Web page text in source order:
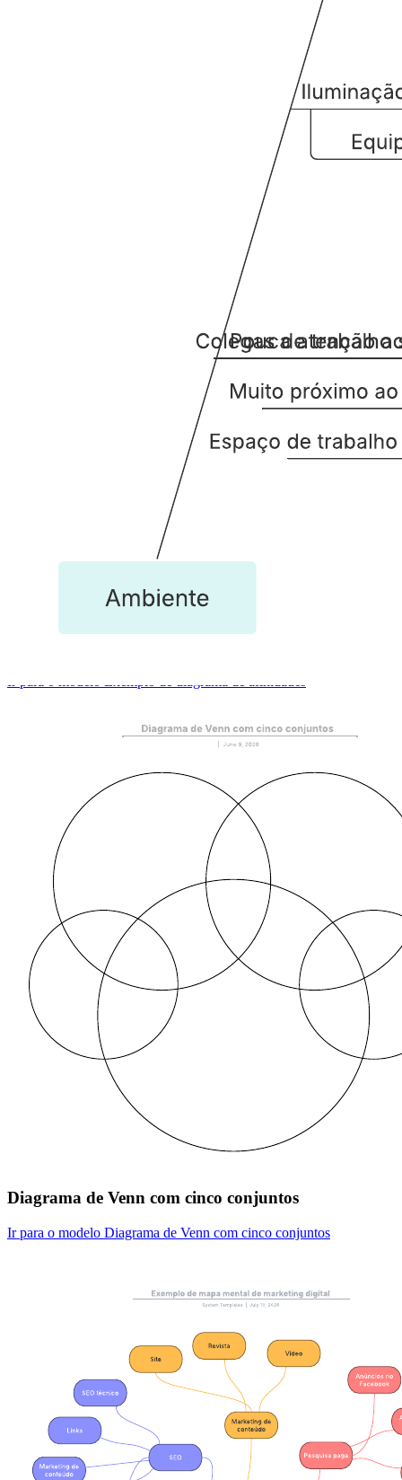
Abra este modelo para exibir um exemplo detalhado de um
diagrama de causa e efeito, personalizável de acordo com seu caso
Diagrama de Venn com cinco conjuntos
Ir para o modelo Diagrama de Venn com cinco conjuntos